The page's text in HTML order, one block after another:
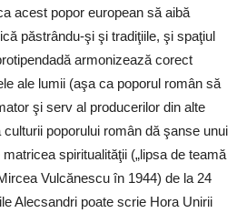
acest popor european să aibă
păstrându-şi şi tradiţiile, şi spaţiul
armonizează corect
ale lumii (aşa ca poporul român să
şi serv al producerilor din alte
poporului român dă şanse unui
spiritualităţii („lipsa de teamă
Vulcănescu în 1944) de la 24
Alecsandri poate scrie Hora Unirii